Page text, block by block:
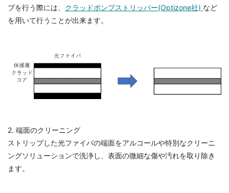
プを行う際には、 クラッドポンプストリッパー(Optizone社) など
を用いて行うことが出来ます。
2. 端面のクリーニング
ストリップした光ファイバの端面をアルコールや特別なクリーニ
ングソリューションで洗浄し、表面の微細な傷や汚れを取り除き
ます。